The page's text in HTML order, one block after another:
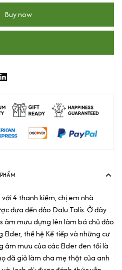
Buy now
4 thanh kiếm, chị em nhà
đưa đến đảo Dalu Talis. Ở đây
âm mưu dựng lên làm bá chủ đảo
thế hệ Kế tiếp và những cư
mưu của các Elder đen tối là
đã giả làm cha mẹ thật của anh